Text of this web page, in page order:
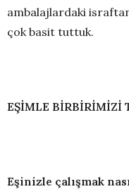
ambalajlardaki
çok basit tuttuk.
EŞİMLE BİRBİRİMİZİ
Eşinizle çalışmak